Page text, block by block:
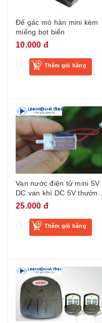
Đế gác mỏ hàn mini kèm
miếng bọt biển
10.000 đ
Thêm giỏ hàng
Van nước điện tử mini 5V
DC van khí DC 5V thường
đóng van thông hơi điện
25.000 đ
Thêm giỏ hàng